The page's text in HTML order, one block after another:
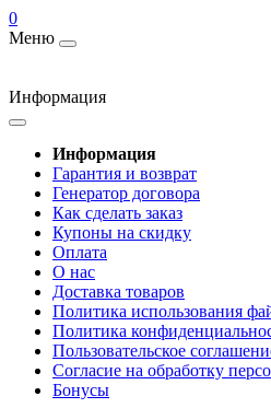
0
Меню
Информация
Информация
Гарантия и возврат
Генератор договора
Как сделать заказ
Купоны на скидку
Оплата
О нас
Доставка товаров
Политика использования
Политика
Пользовательское
Согласие на обработку
Бонусы